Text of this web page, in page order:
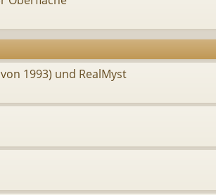
1993) und RealMyst